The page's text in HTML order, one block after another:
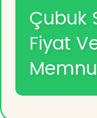
Çubuk
Fiyat